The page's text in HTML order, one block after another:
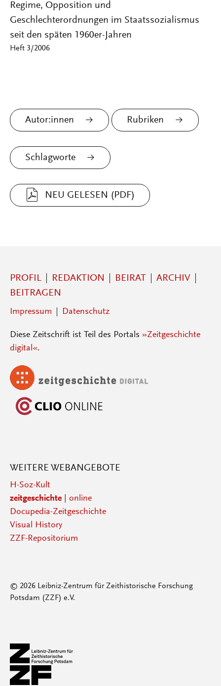
Regime, Opposition und
Geschlechterordnungen im Staatssozialismus
seit den späten 1960er-Jahren
Heft 3/2006
Autor:innen Rubriken
Schlagworte
NEU GELESEN (PDF)
PROFIL REDAKTION BEIRAT
ARCHIV
BEITRAGEN
Impressum Datenschutz
Diese Zeitschrift ist Teil des Portals »Zeitgeschichte
digital«.
WEITERE WEBANGEBOTE
H-Soz-Kult
zeitgeschichte| online
Docupedia-Zeitgeschichte
Visual History
ZZF-Repositorium
© 2026 Leibniz-Zentrum für Zeithistorische Forschung
Potsdam (ZZF) e.V.